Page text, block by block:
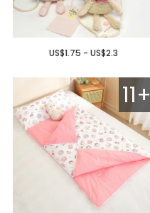
US$1.75 - US$2.3
11+